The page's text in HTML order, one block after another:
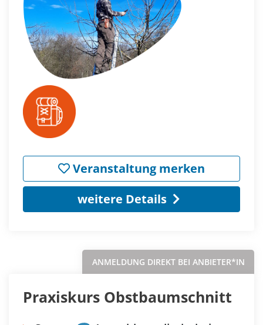
Veranstaltung merken
weitere Details
ANMELDUNG DIREKT BEI ANBIETER*IN
Praxiskurs Obstbaumschnitt